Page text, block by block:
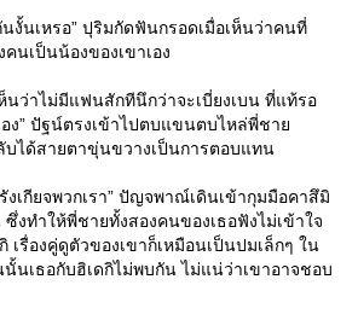
งั้นเหรอ” ปุริมกัดฟันกรอดเมื่อเห็นว่าคนที่
นเป็นน้องของเขาเอง
นว่าไม่มีแฟนสักทีนึกว่าจะเบี่ยงเบน ที่แท้รอ
ง” ปัฐน์ตรงเข้าไปตบแขนตบไหล่พี่ชา
บได้สายตาขุ่นขวางเป็นการตอบแทน
เกียจพวกเรา” ปัญจพาณ์เดินเข้ากุมมือคาสึมิ
ทำให้พี่ชายทั้งสองคนของเธอฟังไม่เข้าใจ
เรื่องคู่ดูตัวของเขาก็เหมือนเป็นปมเล็กๆ ใน
นเธอกับฮิเดกิไม่พบกัน ไม่แน่ว่าเขาอาจชอบ